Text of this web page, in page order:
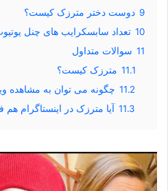
9 دوست دختر مترزک کیست؟
10 تعداد سابسکرایب های چنل
11 سوالات متداول
11.1 مترزک کیست؟
11.2 چگونه می توان به مشاهده
11.3 آیا مترزک در اینستاگرام هم